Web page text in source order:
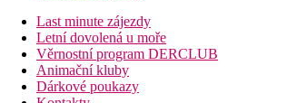
Last minute zájezdy
Letní dovolená u moře
Věrnostní program DERCLUB
Animační kluby
Dárkové poukazy